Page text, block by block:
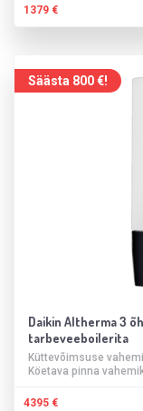
1379 €
Säästa 800 €!
Daikin Altherma 3
tarbeveeboilerita
Küttevõimsuse
Köetava pinna
4395 €